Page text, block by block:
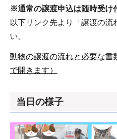
※通常の譲渡申込は随時受け
以下リンク先より「譲渡の流
い。
動物の譲渡の流れと必要な書
で開きます）
当日の様子